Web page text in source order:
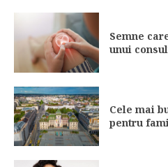
Semne
unui
Cele mai
pentru